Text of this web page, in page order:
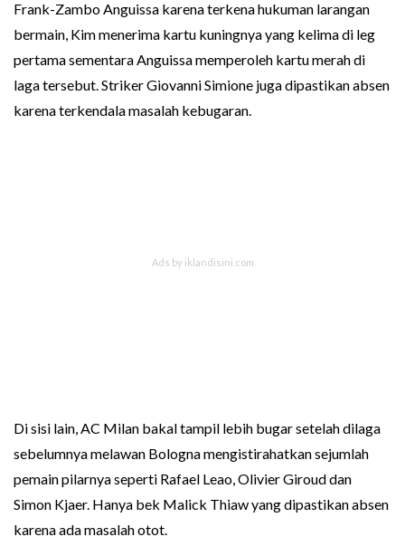
Frank-Zambo Anguissa karena terkena hukuman larangan
bermain, Kim menerima kartu kuningnya yang kelima di leg
pertama sementara Anguissa memperoleh kartu merah di
laga tersebut. Striker Giovanni Simione juga dipastikan absen
karena terkendala masalah kebugaran.
Di sisi lain, AC Milan bakal tampil lebih bugar setelah dilaga
sebelumnya melawan Bologna mengistirahatkan sejumlah
pemain pilarnya seperti Rafael Leao, Olivier Giroud dan
Simon Kjaer. Hanya bek Malick Thiaw yang dipastikan absen
karena ada masalah otot.